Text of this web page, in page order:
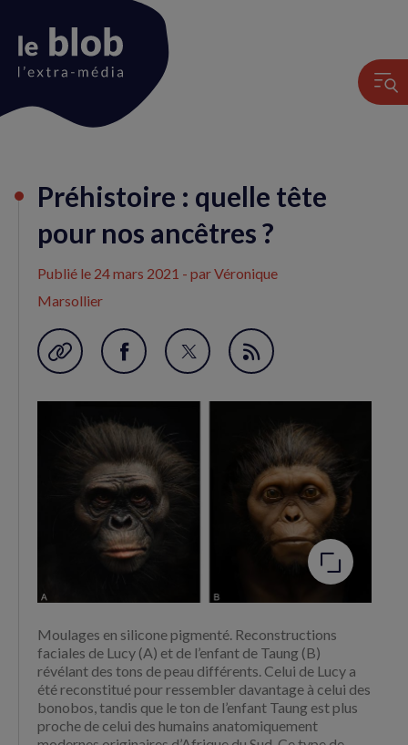
du
Préhistoire : quelle tête
pour nos ancêtres ?
Publié le 24 mars 2021 - par Véronique
Marsollier
Garder en favori
Partager
(nouvelle
fenêtre)
Partager
Flux
Agrandir
Moulages en silicone pigmenté. Reconstructions
faciales de Lucy (A) et de l’enfant de Taung (B)
révélant des tons de peau différents. Celui de Lucy a
été reconstitué pour ressembler davantage à celui des
bonobos, tandis que le ton de l’enfant Taung est plus
proche de celui des humains anatomiquement